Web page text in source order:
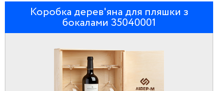
Коробка дерев'яна для пляшки з
бокалами 35040001